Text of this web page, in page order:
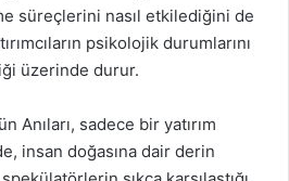
süreçlerini nasıl etkilediğini de
psikolojik durumlarını
üzerinde durur.
Anıları, sadece bir yatırım
insan doğasına dair derin